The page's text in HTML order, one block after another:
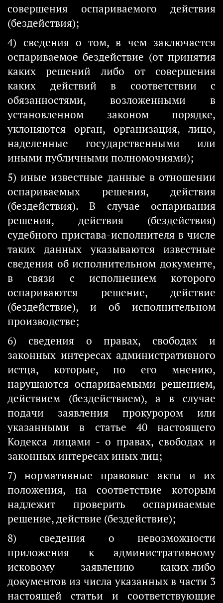
совершения оспариваемого действия
(бездействия);
4) сведения о том, в чем заключается
оспариваемое бездействие (от принятия
каких решений либо от совершения
каких действий в соответствии с
обязанностями, возложенными в
установленном законом порядке,
уклоняются орган, организация, лицо,
наделенные государственными или
иными публичными полномочиями);
5) иные известные данные в отношении
оспариваемых решения, действия
(бездействия). В случае оспаривания
решения, действия (бездействия)
судебного пристава-исполнителя в числе
таких данных указываются известные
сведения об исполнительном документе,
в связи с исполнением которого
оспариваются решение, действие
(бездействие), и об исполнительном
производстве;
6) сведения о правах, свободах и
законных интересах административного
истца, которые, по его мнению,
нарушаются оспариваемыми решением,
действием (бездействием), а в случае
подачи заявления прокурором или
указанными в статье 40 настоящего
Кодекса лицами - о правах, свободах и
законных интересах иных лиц;
7) нормативные правовые акты и их
положения, на соответствие которым
надлежит проверить оспариваемые
решение, действие (бездействие);
8) сведения о невозможности
приложения к административному
исковому заявлению каких-либо
документов из числа указанных в части 3
настоящей статьи и соответствующие